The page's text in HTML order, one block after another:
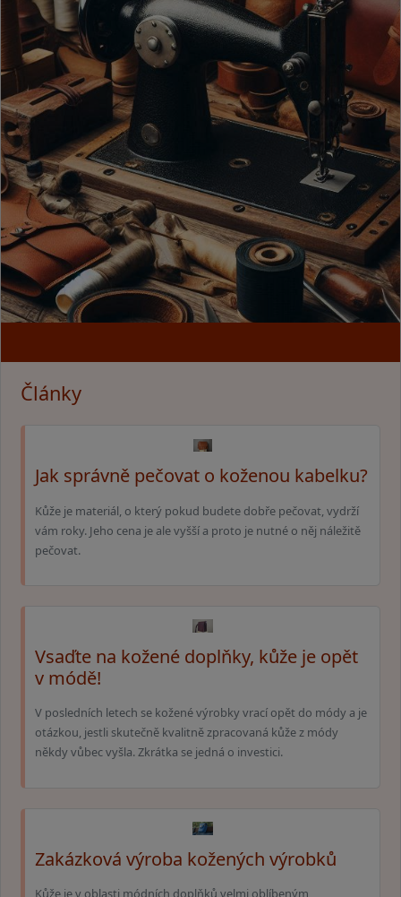
Články
Jak správně pečovat o koženou kabelku?
Kůže je materiál, o který pokud budete dobře pečovat, vydrží
vám roky. Jeho cena je ale vyšší a proto je nutné o něj náležitě
pečovat.
Vsaďte na kožené doplňky, kůže je opět
v módě!
V posledních letech se kožené výrobky vrací opět do módy a je
otázkou, jestli skutečně kvalitně zpracovaná kůže z módy
někdy vůbec vyšla. Zkrátka se jedná o investici.
Zakázková výroba kožených výrobků
Kůže je v oblasti módních doplňků velmi oblíbeným